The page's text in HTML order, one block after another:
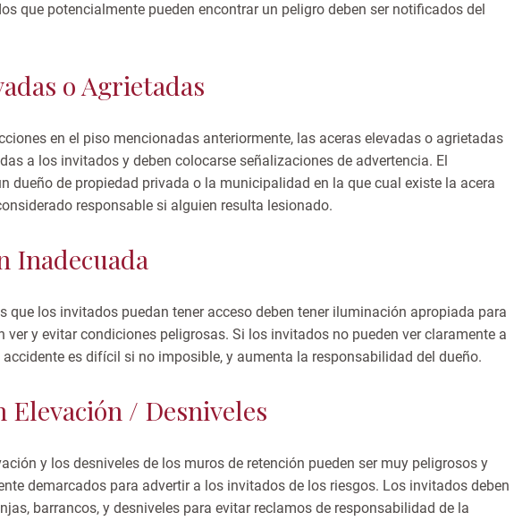
que potencialmente pueden encontrar un peligro deben ser notificados del
o Agrietadas
en el piso mencionadas anteriormente, las aceras elevadas o agrietadas
a los invitados y deben colocarse señalizaciones de advertencia. El
dueño de propiedad privada o la municipalidad en la que cual existe la acera
responsable si alguien resulta lesionado.
Inadecuada
que los invitados puedan tener acceso deben tener iluminación apropiada para
ver y evitar condiciones peligrosas. Si los invitados no pueden ver claramente a
es difícil si no imposible, y aumenta la responsabilidad del dueño.
Elevación / Desniveles
y los desniveles de los muros de retención pueden ser muy peligrosos y
demarcados para advertir a los invitados de los riesgos. Los invitados deben
barrancos, y desniveles para evitar reclamos de responsabilidad de la